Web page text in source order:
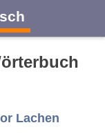
G H
Lachen